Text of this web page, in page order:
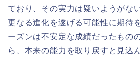
ており、その実力は疑いようがな
更なる進化を遂げる可能性に期待
ーズンは不安定な成績だったもの
ら、本来の能力を取り戻すと見込